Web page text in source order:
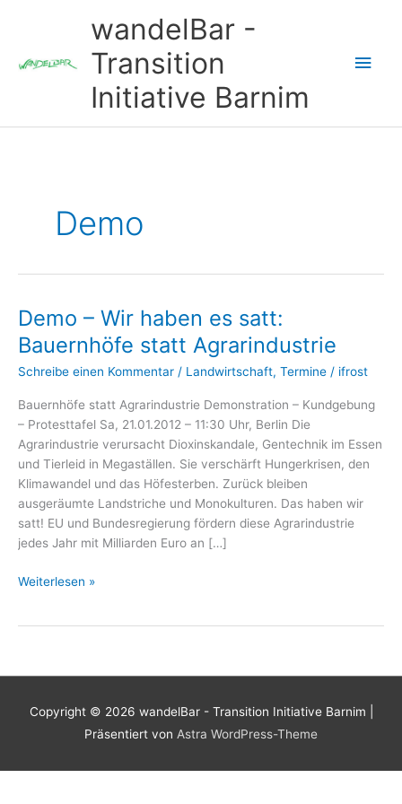
wandelBar -
Transition
Initiative Barnim
Demo
Demo – Wir haben es satt:
Bauernhöfe statt Agrarindustrie
Schreibe einen Kommentar / Landwirtschaft, Termine / ifrost
Bauernhöfe statt Agrarindustrie Demonstration – Kundgebung
– Protesttafel Sa, 21.01.2012 – 11:30 Uhr, Berlin Die
Agrarindustrie verursacht Dioxinskandale, Gentechnik im Essen
und Tierleid in Megaställen. Sie verschärft Hungerkrisen, den
Klimawandel und das Höfesterben. Zurück bleiben
ausgeräumte Landstriche und Monokulturen. Das haben wir
satt! EU und Bundesregierung fördern diese Agrarindustrie
jedes Jahr mit Milliarden Euro an […]
Demo
satt:
statt
Agrarindustrie
Weiterlesen »
Copyright © 2026 wandelBar - Transition Initiative Barnim
Präsentiert von Astra WordPress-Theme